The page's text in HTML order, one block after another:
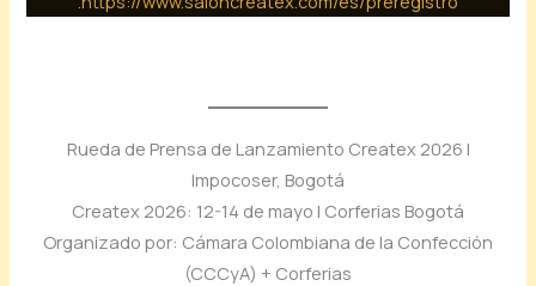
Rueda de Prensa de Lanzamiento Createx 2026 |
Impocoser, Bogotá
Createx 2026: 12-14 de mayo | Corferias Bogotá
Organizado por: Cámara Colombiana de la Confección
(CCCyA) + Corferias